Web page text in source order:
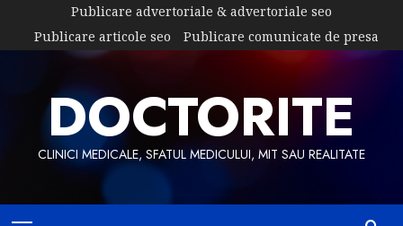
content
Publicare advertoriale & advertoriale seo
Publicare articole seo
Publicare comunicate de presa
DOCTORITE
CLINICI MEDICALE, SFATUL MEDICULUI, MIT SAU REALITATE